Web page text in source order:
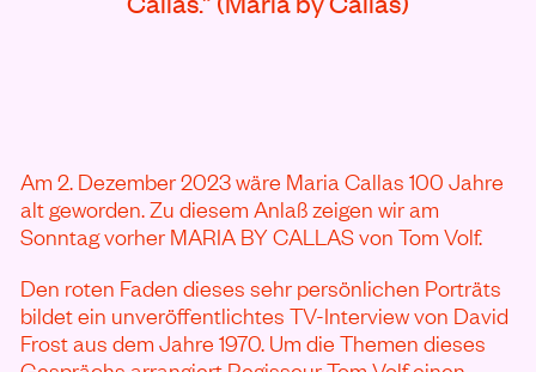
Am 2. Dezember 2023 wäre Maria Callas 100 Jahre
alt geworden. Zu diesem Anlaß zeigen wir am
Sonntag vorher MARIA BY CALLAS von Tom Volf.
Den roten Faden dieses sehr persönlichen Porträts
bildet ein unveröffentlichtes TV-Interview von David
Frost aus dem Jahre 1970. Um die Themen dieses